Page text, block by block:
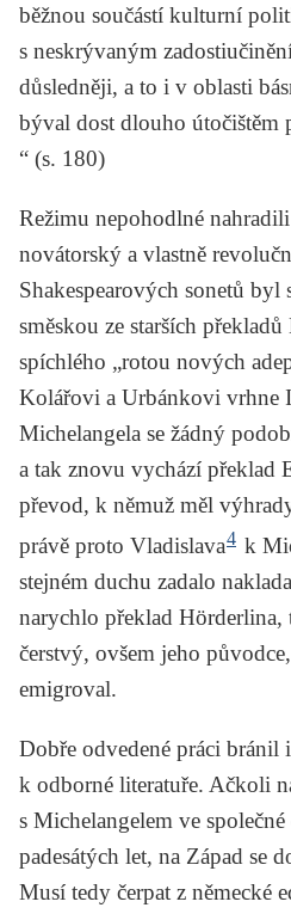
běžnou součástí kulturní
s neskrývaným
důsledněji, a to i v oblasti
býval dost dlouho útočištěm
“ (s. 180)
Režimu nepohodlné
novátorský a vlastně
Shakespearových sonetů byl
směskou ze starších překladů
spíchlého „rotou nových
Kolářovi a Urbánkovi vrhne
Michelangela se žádný
a tak znovu vychází překlad
převod, k němuž měl
právě proto Vladislava4 k
stejném duchu zadalo
narychlo překlad Hörderlina,
čerstvý, ovšem jeho původce,
emigroval.
Dobře odvedené práci
k odborné literatuře. Ačkoli
s Michelangelem ve
padesátých let, na Západ se
Musí tedy čerpat z německé